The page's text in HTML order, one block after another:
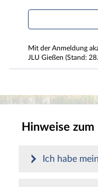
Mit der Anmeldung
JLU Gießen (Stand:
Hinweise zum
Ich habe